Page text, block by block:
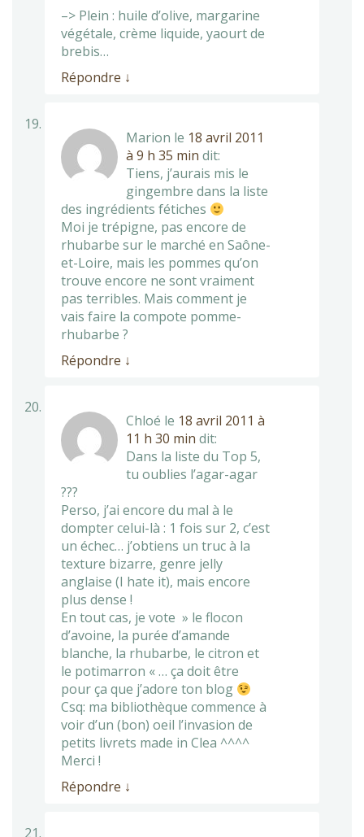
–> Plein : huile d’olive, margarine
végétale, crème liquide, yaourt de
brebis…
Répondre ↓
Marion le 18 avril 2011
à 9 h 35 min dit:
Tiens, j’aurais mis le
gingembre dans la liste
des ingrédients fétiches
Moi je trépigne, pas encore de
rhubarbe sur le marché en Saône-
et-Loire, mais les pommes qu’on
trouve encore ne sont vraiment
pas terribles. Mais comment je
vais faire la compote pomme-
rhubarbe ?
Répondre ↓
Chloé le 18 avril 2011 à
11 h 30 min dit:
Dans la liste du Top 5,
tu oublies l’agar-agar
???
Perso, j’ai encore du mal à le
dompter celui-là : 1 fois sur 2, c’est
un échec… j’obtiens un truc à la
texture bizarre, genre jelly
anglaise (I hate it), mais encore
plus dense !
En tout cas, je vote » le flocon
d’avoine, la purée d’amande
blanche, la rhubarbe, le citron et
le potimarron « … ça doit être
pour ça que j’adore ton blog
Csq: ma bibliothèque commence à
voir d’un (bon) oeil l’invasion de
petits livrets made in Clea ^^^^
Merci !
Répondre ↓